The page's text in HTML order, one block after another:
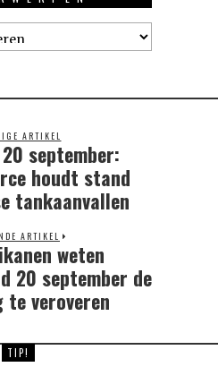
ARTIKEL
Previous
post:
september:
houdt stand
tankaanvallen
ARTIKEL
Next
post:
weten
20 september de
te veroveren
TIP!